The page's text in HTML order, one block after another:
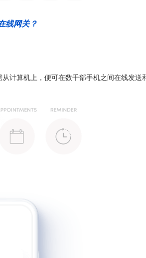
线网关？
计算机上，便可在数千部手机之间在线发送